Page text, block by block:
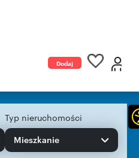
Dodaj
Typ nieruchomości
Mieszkanie